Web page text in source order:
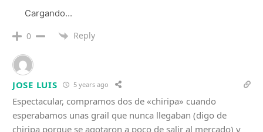
Cargando...
0 Reply
JOSE LUIS 5 years ago
Espectacular, compramos dos de «chiripa» cuando
esperabamos unas grail que nunca llegaban (digo de
chiripa porque se agotaron a poco de salir al mercado) y